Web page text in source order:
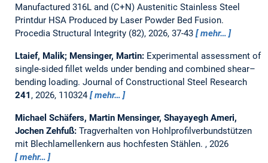
Manufactured 316L and (C+N) Austenitic Stainless Steel
Printdur HSA Produced by Laser Powder Bed Fusion.
Procedia Structural Integrity (82), 2026, 37-43
mehr…
Ltaief, Malik; Mensinger, Martin: Experimental assessment of
single-sided fillet welds under bending and combined shear–
bending loading. Journal of Constructional Steel Research
241 , 2026, 110324 mehr…
Michael Schäfers, Martin Mensinger, Shayayegh Ameri,
Jochen Zehfuß: Tragverhalten von Hohlprofilverbundstützen
mit Blechlamellenkern aus hochfesten Stählen. , 2026
mehr…